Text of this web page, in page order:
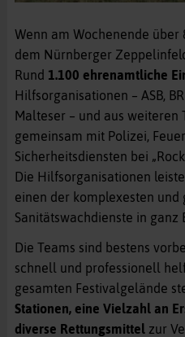
Wenn am Wochenende über
dem Nürnberger
Rund 1.100 ehrenamtliche
Hilfsorganisationen – ASB,
Malteser – und aus weiteren
gemeinsam mit Polizei,
Sicherheitsdiensten bei
Die Hilfsorganisationen
einen der komplexesten und
Sanitätswachdienste in ganz
Die Teams sind bestens
schnell und professionell
gesamten Festivalgelände
Stationen, eine Vielzahl an
diverse Rettungsmittel
zur